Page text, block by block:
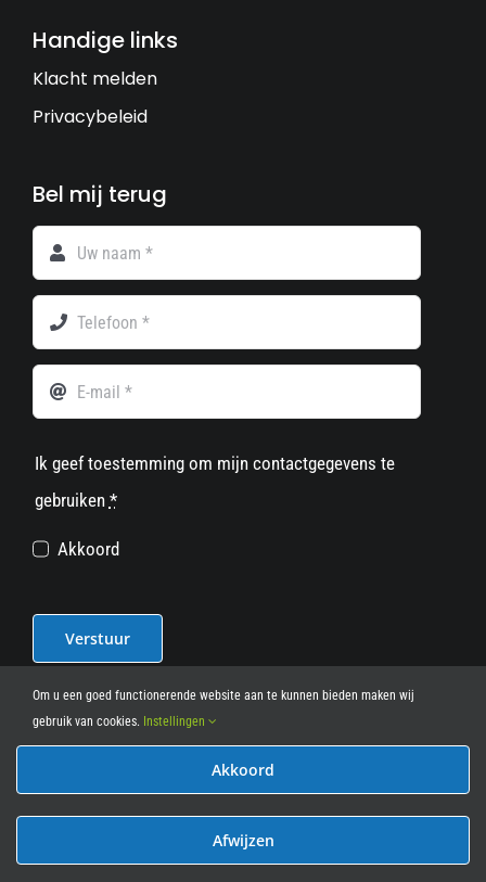
Handige links
Klacht melden
Privacybeleid
Bel mij terug
Ik geef toestemming om mijn contactgegevens te
gebruiken *
Akkoord
Verstuur
© 2012 - 2026• Leasy Bike • All Rights Reserved • powered
Om u een goed functionerende website aan te kunnen bieden maken wij
gebruik van cookies. Instellingen
Akkoord
Afwijzen